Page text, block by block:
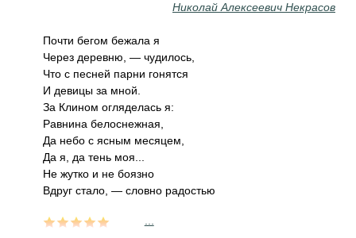
Николай Алексеевич Некрасов
Почти бегом бежала я
Через деревню, — чудилось,
Что с песней парни гонятся
И девицы за мной.
За Клином огляделась я:
Равнина белоснежная,
Да небо с ясным месяцем,
Да я, да тень моя...
Не жутко и не боязно
Вдруг стало, — словно радостью